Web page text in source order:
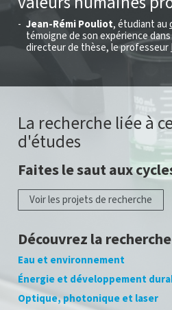
Jean-Rémi Pouliot, étudiant au
témoigne de son expérience
directeur de thèse, le professeur
La recherche liée à
d'études
Faites le saut aux
Voir les projets de recherche
Découvrez la
Eau et environnement
Énergie et développement
Optique, photonique et laser